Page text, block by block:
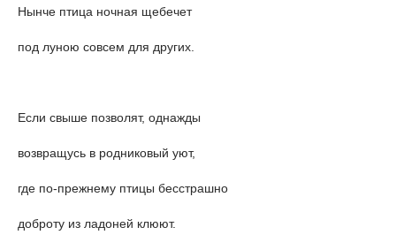
Нынче птица ночная щебечет
под луною совсем для других.
Если свыше позволят, однажды
возвращусь в родниковый уют,
где по-прежнему птицы бесстрашно
доброту из ладоней клюют.